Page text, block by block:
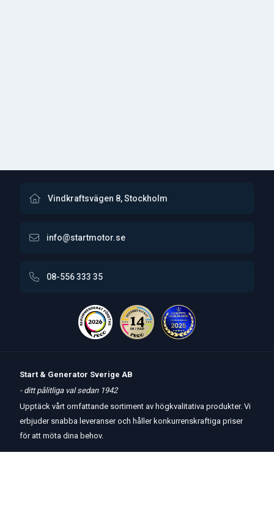
Vindkraftsvägen 8, Stockholm
info@startmotor.se
08-556 333 35
Start & Generator Sverige AB
- ditt pålitliga val sedan 1942
Upptäck vårt omfattande sortiment av högkvalitativa produkter. Vi
erbjuder snabba leveranser och håller konkurrenskraftiga priser
för att möta dina behov.